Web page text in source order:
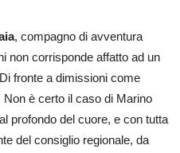
, compagno di avventura
non corrisponde affatto ad un
fronte a dimissioni come
è certo il caso di Marino
profondo del cuore, e con tutta
del consiglio regionale, da